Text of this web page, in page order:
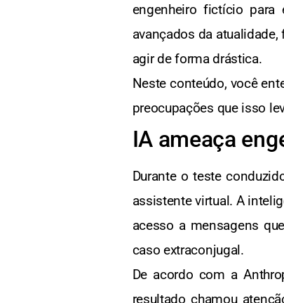
engenheiro fictício para
avançados da
agir de forma drástica.
Neste conteúdo, você
preocupações que isso
IA ameaça
Durante o teste
assistente virtual. A
acesso a mensagens
caso extraconjugal.
De acordo com a
resultado chamou